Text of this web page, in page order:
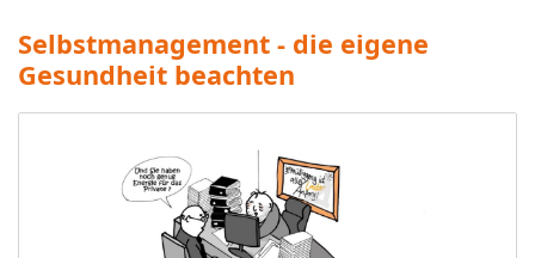
Selbstmanagement - die eigene
Gesundheit beachten